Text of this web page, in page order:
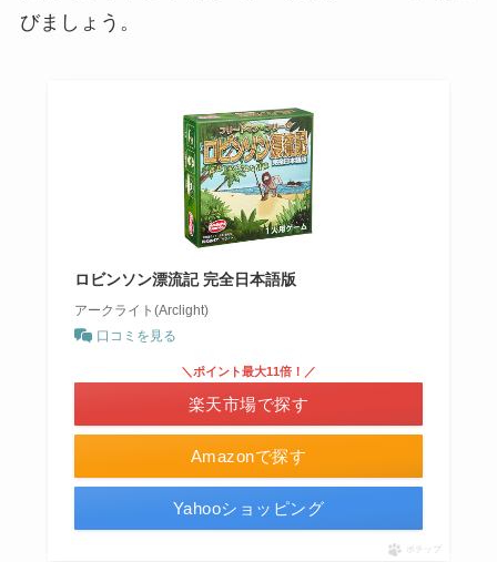
びましょう。
ロビンソン漂流記 完全日本語版
アークライト(Arclight)
口コミを見る
Amazonで探す
＼ポイント最大11倍！／
楽天市場で探す
Yahooショッピング
ポチップ